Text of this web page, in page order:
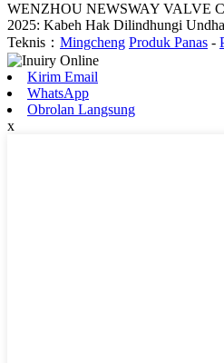
WENZHOU NEWSWAY VALVE
2025: Kabeh Hak Dilindhungi
Teknis： Mingcheng Produk Panas -
Kirim Email
WhatsApp
Obrolan Langsung
x